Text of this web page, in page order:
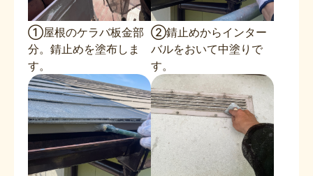
①屋根のケラバ板金部
分。錆止めを塗布しま
す。
②錆止めからインター
バルをおいて中塗りで
す。